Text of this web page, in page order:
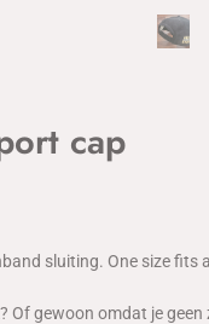
cap
sluiting. One size fits
Of gewoon omdat je